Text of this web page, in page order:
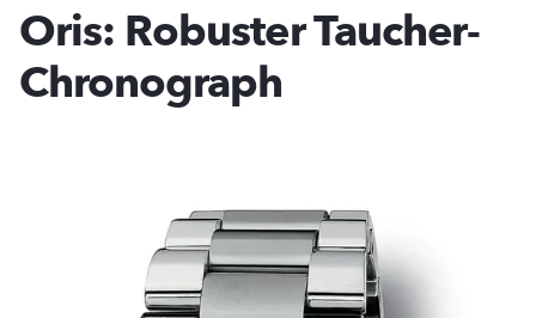
Oris: Robuster Taucher-
Chronograph